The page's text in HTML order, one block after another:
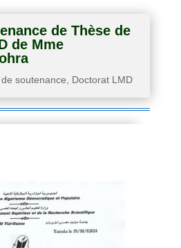
de Thèse de
de Mme
soutenance, Doctorat LMD